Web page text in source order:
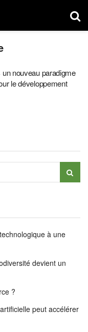
nouveau paradigme
le développement
à une
devient un
?
peut accélérer